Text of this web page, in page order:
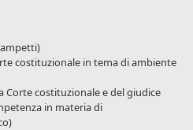
costituzionale in tema di ambiente
Corte costituzionale e del giudice
in materia di